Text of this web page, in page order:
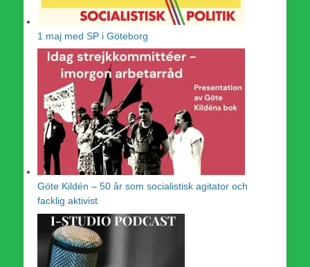
1 maj med SP i Göteborg
Göte Kildén – 50 år som socialistisk agitator och
facklig aktivist